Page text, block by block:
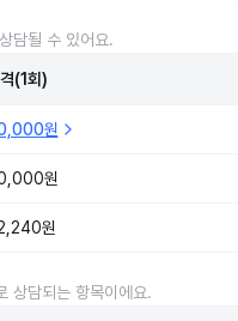
담될 수 있어요.
(1회)
원
원
원
상담되는 항목이에요.